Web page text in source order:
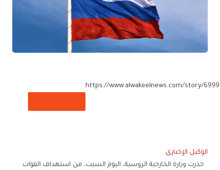
https://www.alwakeelnews.com/story/
الوكيل الإخباري
حذرت وزارة الخارجية الروسية، اليوم السبت، من استهداف القوات